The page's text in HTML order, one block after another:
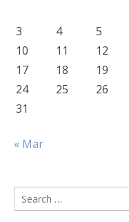
3
4 5
10
11 12
17
18 19
24
25 26
31
« Mar
Search
for: